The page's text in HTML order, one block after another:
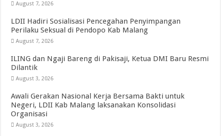
August 7, 2026
LDII Hadiri Sosialisasi Pencegahan Penyimpangan
Perilaku Seksual di Pendopo Kab Malang
August 7, 2026
ILING dan Ngaji Bareng di Pakisaji, Ketua DMI Baru Resmi
Dilantik
August 3, 2026
Awali Gerakan Nasional Kerja Bersama Bakti untuk
Negeri, LDII Kab Malang laksanakan Konsolidasi
Organisasi
August 3, 2026